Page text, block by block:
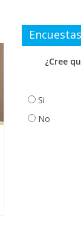
Encuestas
¿Cree
Si
No